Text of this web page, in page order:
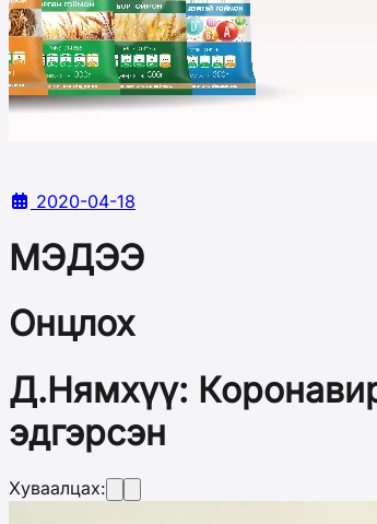
2020-04-18
МЭДЭЭ
Онцлох
Д.Нямхүү:
эдгэрсэн
Хуваалцах: